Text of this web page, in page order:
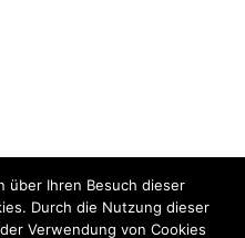
über Ihren Besuch dieser
Durch die Nutzung dieser
Verwendung von Cookies